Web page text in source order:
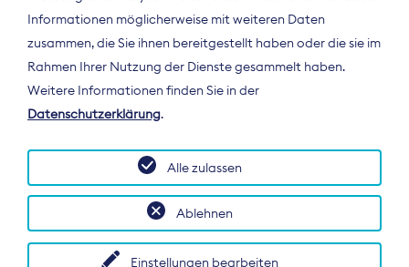
Der Bundesverband Digitalpublisher und
Zeitungsverleger (BDZV) vertritt als
Spitzenorganisation die Interessen der
Deutschland und auf EU-Ebene.
Informationen möglicherweise mit weiteren Daten
zusammen, die Sie ihnen bereitgestellt haben oder die sie im
Rahmen Ihrer Nutzung der Dienste gesammelt haben.
Weitere Informationen finden Sie in der
Datenschutzerklärung.
Einstellungen bearbeiten
Ablehnen
Alle zulassen